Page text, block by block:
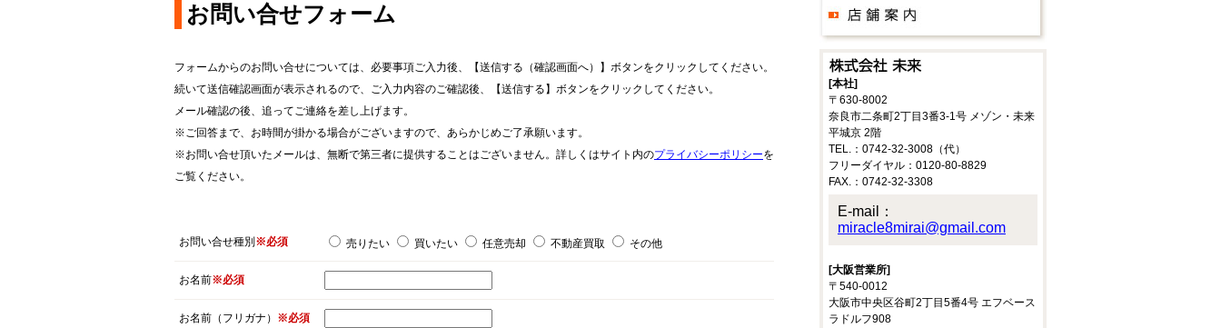
お問い合せフォーム
フォームからのお問い合せについては、必要事項ご入力後、【送信する（確認画面へ）】ボタンをクリックしてください。
続いて送信確認画面が表示されるので、ご入力内容のご確認後、【送信する】ボタンをクリックしてください。
メール確認の後、追ってご連絡を差し上げます。
※ご回答まで、お時間が掛かる場合がございますので、あらかじめご了承願います。
※お問い合せ頂いたメールは、無断で第三者に提供することはございません。詳しくはサイト内のプライバシーポリシーを
ご覧ください。
お問い合せ種別 ※必須 売りたい 買いたい 任意売却 不動産買取 その他
お名前※必須
お名前（フリガナ） ※必須
[本社]
〒630-8002
奈良市二条町2丁目3番3-1号 メゾン・未来
平城京 2階
TEL.：0742-32-3008（代）
フリーダイヤル：0120-80-8829
FAX.：0742-32-3308
E-mail：
miracle8mirai@gmail.com
[大阪営業所]
〒540-0012
大阪市中央区谷町2丁目5番4号 エフベース
ラドルフ908